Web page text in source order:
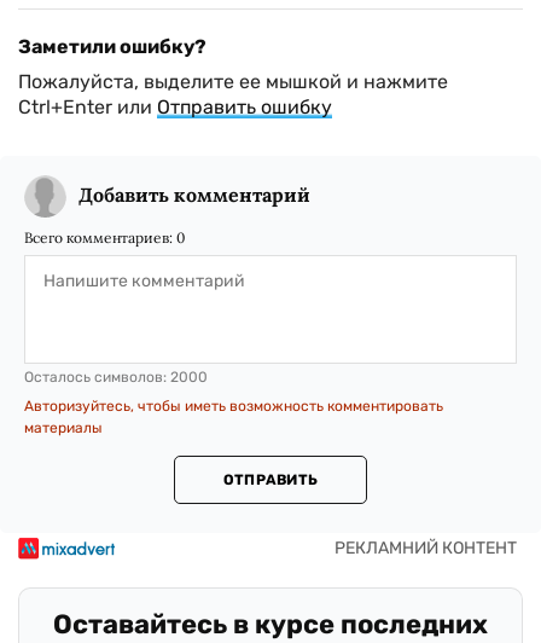
Заметили ошибку?
Пожалуйста, выделите ее мышкой и нажмите
Ctrl+Enter или Отправить ошибку
Добавить комментарий
Всего комментариев: 0
Осталось символов: 2000
Авторизуйтесь, чтобы иметь возможность комментировать
материалы
ОТПРАВИТЬ
Оставайтесь в курсе последних